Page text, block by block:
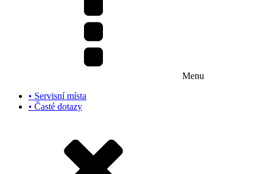
Menu
• Servisní místa
• Časté dotazy